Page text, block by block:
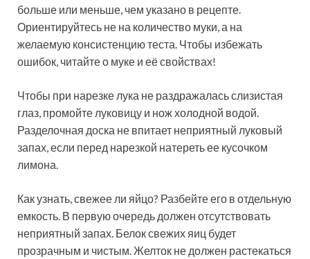
больше или меньше, чем указано в рецепте.
Ориентируйтесь не на количество муки, а на
желаемую консистенцию теста. Чтобы избежать
ошибок, читайте о муке и её свойствах!
Чтобы при нарезке лука не раздражалась слизистая
глаз, промойте луковицу и нож холодной водой.
Разделочная доска не впитает неприятный луковый
запах, если перед нарезкой натереть ее кусочком
лимона.
Как узнать, свежее ли яйцо? Разбейте его в отдельную
емкость. В первую очередь должен отсутствовать
неприятный запах. Белок свежих яиц будет
прозрачным и чистым. Желток не должен растекаться